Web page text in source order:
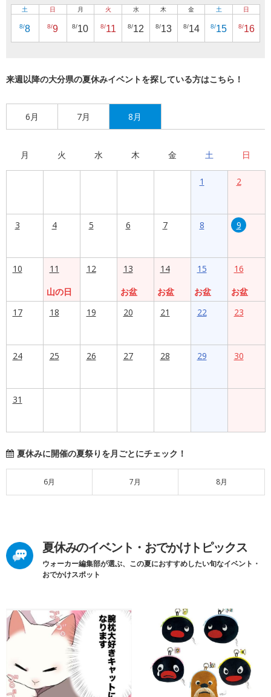
土
8/8
日
8/9
月
8/10
火
8/11
水
8/12
木
8/13
金
8/14
土
8/15
日
8/16
来週以降の大分県の夏休みイベントを探している方はこちら！
6月 7月 8月
月 火 水 木 金 土 日
1 2
3 4 5 6 7 8 9
10
11
山の日
12
13
お盆
14
お盆
15
お盆
16
お盆
17
18 19 20 21 22 23
24 25 26 27 28 29 30
31
夏休みに開催の夏祭りを月ごとにチェック！
6月 7月 8月
夏休みのイベント・おでかけトピックス
ウォーカー編集部が選ぶ、この夏におすすめしたい旬なイベント・
おでかけスポット